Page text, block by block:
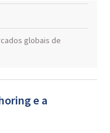
globais de
e a